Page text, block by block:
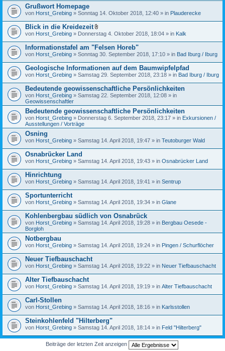
Grußwort Homepage
von Horst_Grebing » Sonntag 14. Oktober 2018, 12:40 » in Plauderecke
Blick in die Kreidezeit
D
t
e
a
n
h
n
g
von Horst_Grebing » Donnerstag 4. Oktober 2018, 18:04 » in Kalk
Informationstafel am "Felsen Horeb"
von Horst_Grebing » Sonntag 30. September 2018, 17:10 » in Bad Iburg / Iburg
Geologische Informationen auf dem Baumwipfelpfad
von Horst_Grebing » Samstag 29. September 2018, 23:18 » in Bad Iburg / Iburg
Bedeutende geowissenschaftliche Persönlichkeiten
von Horst_Grebing » Samstag 22. September 2018, 12:08 » in
Geowissenschaftler
Bedeutende geowissenschaftliche Persönlichkeiten
von Horst_Grebing » Donnerstag 6. September 2018, 23:17 » in Exkursionen /
Ausstellungen / Vorträge
Osning
von Horst_Grebing » Samstag 14. April 2018, 19:47 » in Teutoburger Wald
Osnabrücker Land
von Horst_Grebing » Samstag 14. April 2018, 19:43 » in Osnabrücker Land
Hinrichtung
von Horst_Grebing » Samstag 14. April 2018, 19:41 » in Sentrup
Sportunterricht
von Horst_Grebing » Samstag 14. April 2018, 19:34 » in Glane
Kohlenbergbau südlich von Osnabrück
von Horst_Grebing » Samstag 14. April 2018, 19:28 » in Bergbau Oesede -
Borgloh
Notbergbau
von Horst_Grebing » Samstag 14. April 2018, 19:24 » in Pingen / Schurflöcher
Neuer Tiefbauschacht
von Horst_Grebing » Samstag 14. April 2018, 19:22 » in Neuer Tiefbauschacht
Alter Tiefbauschacht
von Horst_Grebing » Samstag 14. April 2018, 19:19 » in Alter Tiefbauschacht
Carl-Stollen
von Horst_Grebing » Samstag 14. April 2018, 18:16 » in Karlsstollen
Steinkohlenfeld "Hilterberg"
von Horst_Grebing » Samstag 14. April 2018, 18:14 » in Feld "Hilterberg"
Beiträge der letzten Zeit anzeigen